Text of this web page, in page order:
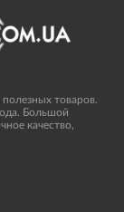
товаров.
Большой
качество,